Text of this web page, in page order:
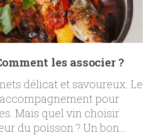
les associer ?
délicat et savoureux. Le
pour
Mais quel vin choisir
du poisson ? Un bon…